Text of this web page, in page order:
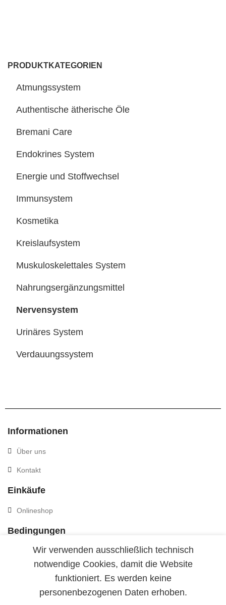
PRODUKTKATEGORIEN
Atmungssystem
Authentische ätherische Öle
Bremani Care
Endokrines System
Energie und Stoffwechsel
Immunsystem
Kosmetika
Kreislaufsystem
Muskuloskelettales System
Nahrungsergänzungsmittel
Nervensystem
Urinäres System
Verdauungssystem
Informationen
Über uns
Kontakt
Einkäufe
Onlineshop
Bedingungen
Datenschutzerklaerung
Wir verwenden ausschließlich technisch
notwendige Cookies, damit die Website
funktioniert. Es werden keine
personenbezogenen Daten erhoben.